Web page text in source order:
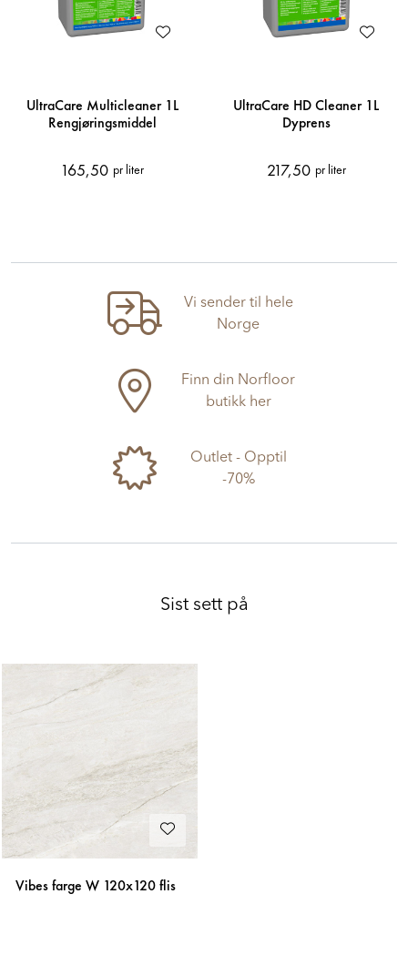
UltraCare Multicleaner 1L
Rengjøringsmiddel
165,50 pr liter
UltraCare HD Cleaner 1L
Dyprens
217,50 pr liter
Vi sender til hele
Norge
Finn din Norfloor
butikk her
Outlet - Opptil
-70%
Sist sett på
Vibes farge W 120x120 flis